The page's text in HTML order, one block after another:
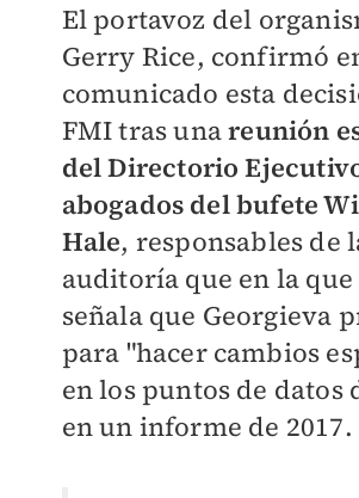
El portavoz del
Gerry Rice, confirmó
comunicado esta
FMI tras unareunión
del Directorio
abogados del bufete
Hale, responsables de
auditoría que en la que
señala que Georgieva
para "hacer cambios
en los puntos de datos
en un informe de 2017.